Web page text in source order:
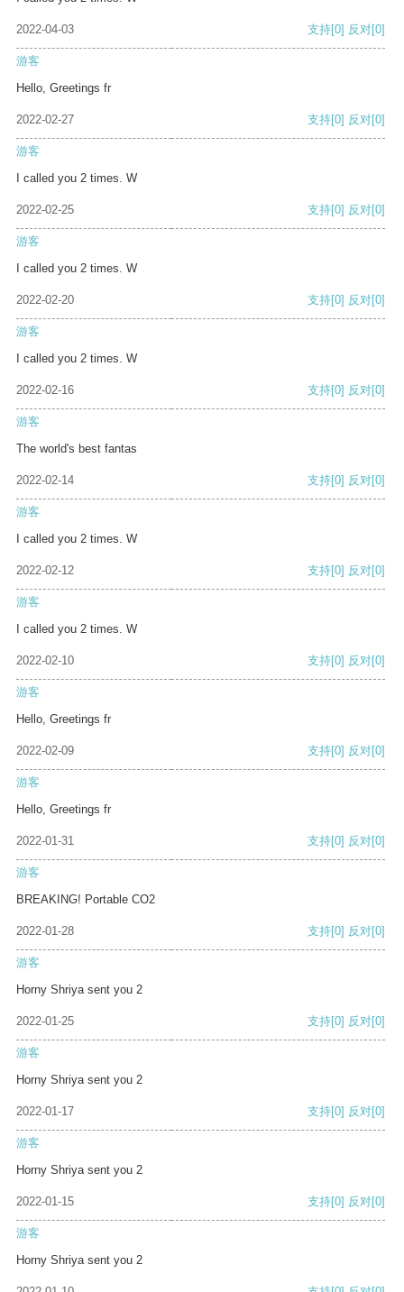
2022-04-03 支持[0] 反对[0]
游客
Hello, Greetings fr
2022-02-27 支持[0] 反对[0]
游客
I called you 2 times. W
2022-02-25 支持[0] 反对[0]
游客
I called you 2 times. W
2022-02-20 支持[0] 反对[0]
游客
I called you 2 times. W
2022-02-16 支持[0] 反对[0]
游客
The world's best fantas
2022-02-14 支持[0] 反对[0]
游客
I called you 2 times. W
2022-02-12 支持[0] 反对[0]
游客
I called you 2 times. W
2022-02-10 支持[0] 反对[0]
游客
Hello, Greetings fr
2022-02-09 支持[0] 反对[0]
游客
Hello, Greetings fr
2022-01-31 支持[0] 反对[0]
游客
BREAKING! Portable CO2
2022-01-28 支持[0] 反对[0]
游客
Horny Shriya sent you 2
2022-01-25 支持[0] 反对[0]
游客
Horny Shriya sent you 2
2022-01-17 支持[0] 反对[0]
游客
Horny Shriya sent you 2
2022-01-15 支持[0] 反对[0]
游客
Horny Shriya sent you 2